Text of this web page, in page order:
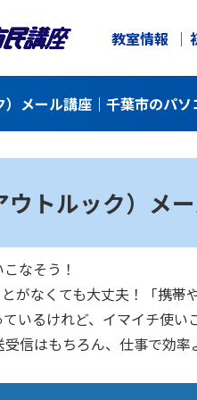
教室情報
メール講座｜千葉市のパソ
トルック）メ
なそう！
がなくても大丈夫！「携帯
いるけれど、イマイチ使い
信はもちろん、仕事で効